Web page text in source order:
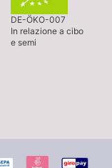
DE-ÖKO-007
In relazione a cibo
e semi